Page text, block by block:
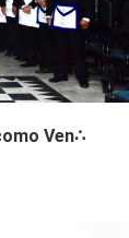
Ven∴